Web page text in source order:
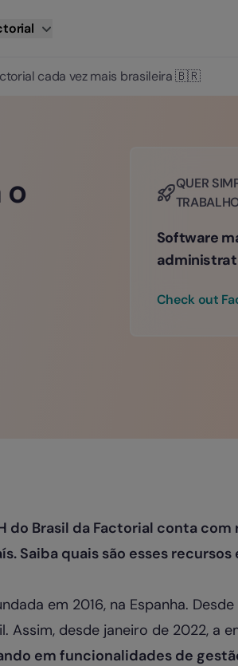
cada vez mais brasileira 🇧🇷
o
QUER
Software
Check out
do Brasil da Factorial conta
Saiba quais são esses
em 2016, na Espanha.
Assim, desde janeiro de 2022, a
em funcionalidades de